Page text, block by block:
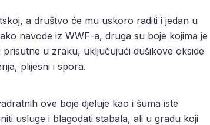
a društvo će mu uskoro raditi i jedan u
navode iz WWF-a, druga su boje kojima je
u zraku, uključujući dušikove okside
plijesni i spora.
ove boje djeluje kao i šuma iste
usluge i blagodati stabala, ali u gradu koji